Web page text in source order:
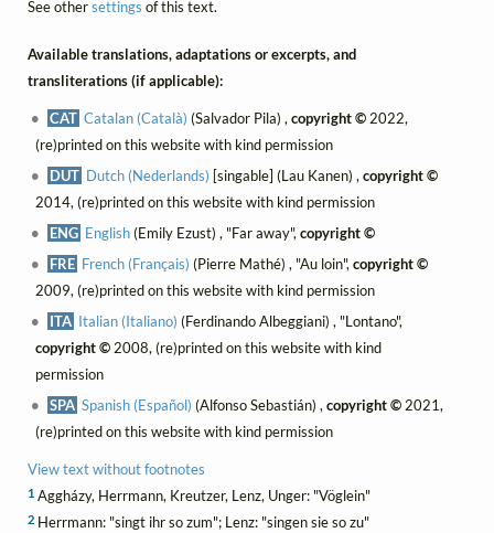
See othersettings of this text.
Available translations, adaptations or excerpts, and
transliterations (if applicable):
CAT Catalan (Català) (Salvador Pila) ,copyright © 2022,
(re)printed on this website with kind permission
DUT Dutch (Nederlands) [singable] (Lau Kanen) ,copyright ©
2014, (re)printed on this website with kind permission
ENG English(Emily Ezust) , "Far away",copyright ©
FRE French (Français) (Pierre Mathé) , "Au loin",copyright ©
2009, (re)printed on this website with kind permission
ITA Italian (Italiano) (Ferdinando Albeggiani) , "Lontano",
copyright ©2008, (re)printed on this website with kind
permission
SPA Spanish (Español) (Alfonso Sebastián) ,copyright © 2021,
(re)printed on this website with kind permission
View text without footnotes
1Aggházy, Herrmann, Kreutzer, Lenz, Unger: "Vöglein"
2Herrmann: "singt ihr so zum"; Lenz: "singen sie so zu"